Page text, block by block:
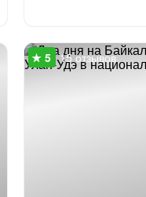
15 отзывов